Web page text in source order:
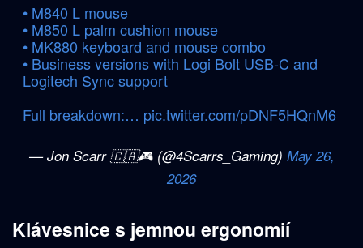
• M840 L mouse
• M850 L palm cushion mouse
• MK880 keyboard and mouse combo
• Business versions with Logi Bolt USB-C and
Logitech Sync support
Full breakdown:… pic.twitter.com/pDNF5HQnM6
— Jon Scarr 🇨🇦🎮 (@4Scarrs_Gaming) May 26,
2026
Klávesnice s jemnou ergonomií